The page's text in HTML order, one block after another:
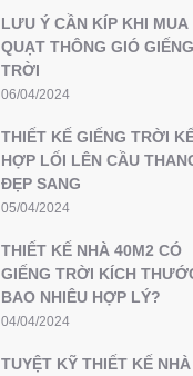
LƯU Ý CẦN KÍP KHI MUA
QUẠT THÔNG GIÓ GIẾNG
TRỜI
06/04/2024
THIẾT KẾ GIẾNG TRỜI
HỢP LỐI LÊN CẦU
ĐẸP SANG
05/04/2024
THIẾT KẾ NHÀ 40M2 CÓ
GIẾNG TRỜI KÍCH
BAO NHIÊU HỢP LÝ?
04/04/2024
TUYỆT KỸ THIẾT KẾ NHÀ